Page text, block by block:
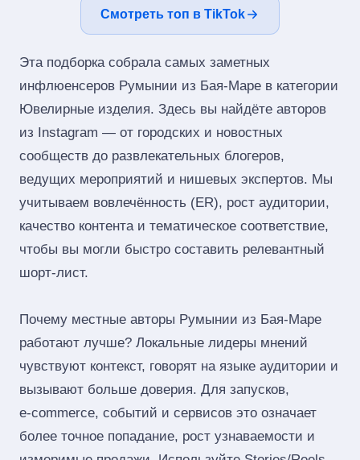
Смотреть топ в TikTok
Эта подборка собрала самых заметных
инфлюенсеров Румынии из Бая-Маре в категории
Ювелирные изделия. Здесь вы найдёте авторов
из Instagram — от городских и новостных
сообществ до развлекательных блогеров,
ведущих мероприятий и нишевых экспертов. Мы
учитываем вовлечённость (ER), рост аудитории,
качество контента и тематическое соответствие,
чтобы вы могли быстро составить релевантный
шорт‑лист.
Почему местные авторы Румынии из Бая-Маре
работают лучше? Локальные лидеры мнений
чувствуют контекст, говорят на языке аудитории и
вызывают больше доверия. Для запусков,
e‑commerce, событий и сервисов это означает
более точное попадание, рост узнаваемости и